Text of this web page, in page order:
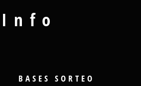
Info
BASES SORTEO